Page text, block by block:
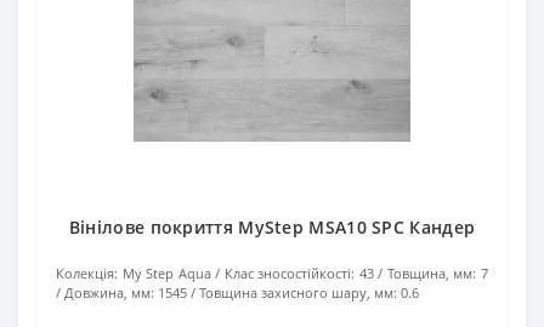
Вінілове покриття MyStep MSA10 SPC Кандер
Колекція: My Step Aqua Клас зносостійкості: 43 Товщина, мм: 7
Довжина, мм: 1545 Товщина захисного шару, мм: 0.6